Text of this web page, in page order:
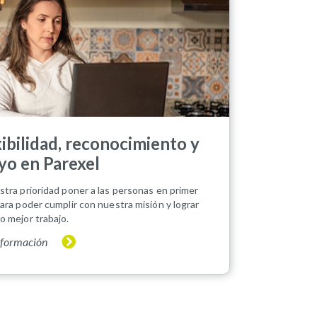
reconocimiento y
en Parexel
prioridad poner a las personas en primer
poder cumplir con nuestra misión y lograr
mejor trabajo.